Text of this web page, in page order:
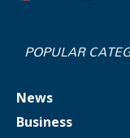
POPULAR
News
Business